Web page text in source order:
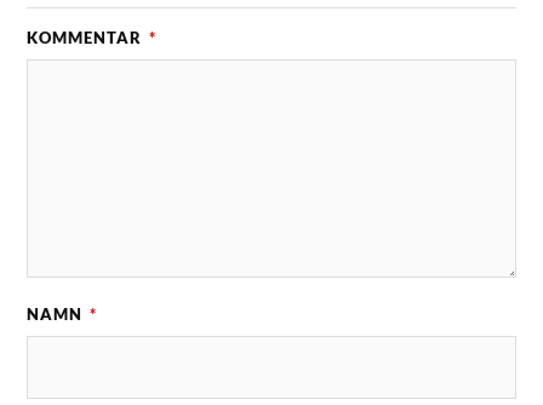
KOMMENTAR *
NAMN *